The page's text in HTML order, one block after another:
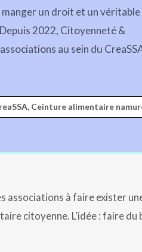
manger un droit et un véritable
2022, Citoyenneté &
au sein du
Ceinture alimentaire
associations à faire exister
citoyenne. L’idée : faire